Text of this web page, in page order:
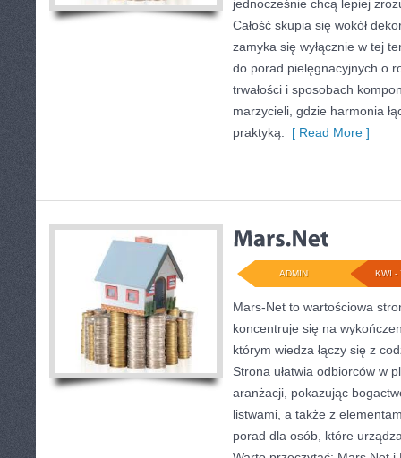
jednocześnie chcą lepiej
Całość skupia się wokół
zamyka się wyłącznie w tej
do porad pielęgnacyjnych o
trwałości i sposobach
marzycieli, gdzie harmonia
praktyką.
[ Read More ]
KWI -
ADMIN
Mars-Net to wartościowa
koncentruje się na
którym wiedza łączy się z
Strona ułatwia odbiorców w
aranżacji, pokazując
listwami, a także z
porad dla osób, które